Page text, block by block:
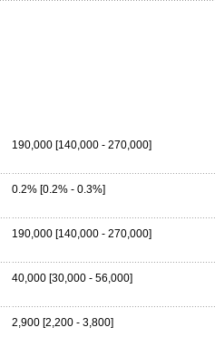
190,000 [140,000 - 270,000]
0.2% [0.2% - 0.3%]
190,000 [140,000 - 270,000]
40,000 [30,000 - 56,000]
2,900 [2,200 - 3,800]